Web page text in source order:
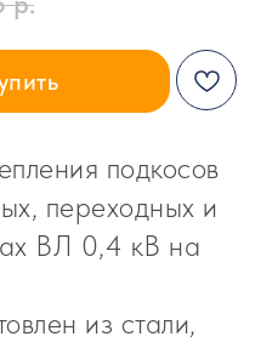
подкосов
переходных и
ВЛ 0,4 кВ на
из стали,